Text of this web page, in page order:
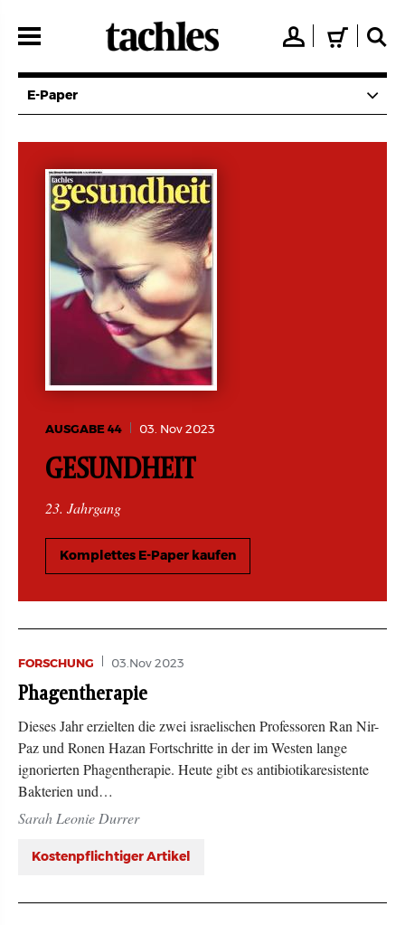
zum
👤 🛒 🔍
E-Paper
AUSGABE 44 03. Nov 2023
GESUNDHEIT
23. Jahrgang
Komplettes E-Paper kaufen
FORSCHUNG 03.Nov 2023
Phagentherapie
Dieses Jahr erzielten die zwei israelischen Professoren Ran Nir-
Paz und Ronen Hazan Fortschritte in der im Westen lange
ignorierten Phagentherapie. Heute gibt es antibiotikaresistente
Bakterien und…
Sarah Leonie Durrer
Kostenpflichtiger Artikel